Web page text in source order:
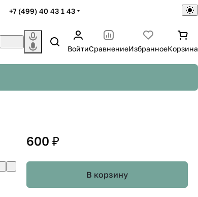
+7 (499) 40 43 1 43
ВойтиСравнениеИзбранноеКорзина
600 ₽
В корзину